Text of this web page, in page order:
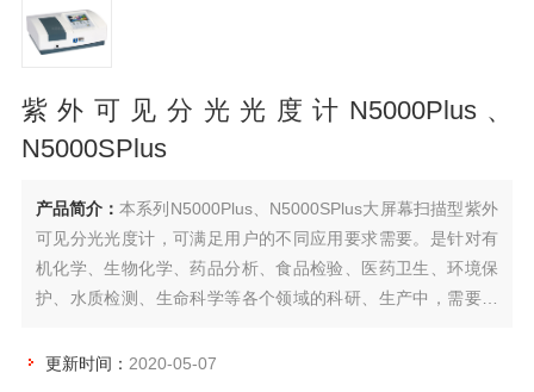
紫外可见分光光度计N5000Plus、
N5000SPlus
产品简介： 本系列N5000Plus、N5000SPlus大屏幕扫描型紫外
可见分光光度计，可满足用户的不同应用要求需要。是针对有
机化学、生物化学、药品分析、食品检验、医药卫生、环境保
护、水质检测、生命科学等各个领域的科研、生产中，需要精
统，优化传统光路设计和结构设计，使仪器在扩展新功能的同
更新时间： 2020-05-07